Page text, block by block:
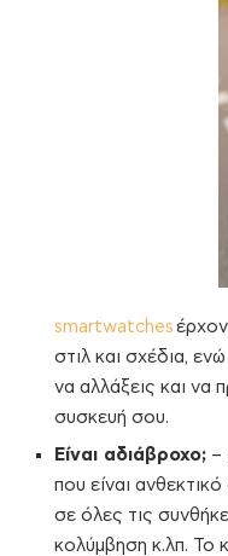
smartwatches
στιλ και σχέδια,
να αλλάξεις και να
συσκευή σου.
Είναι αδιάβροχο; –
που είναι
σε όλες τις
κολύμβηση κ.λπ. Το